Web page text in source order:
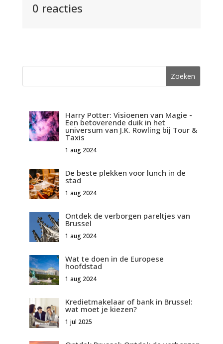
0 reacties
Harry Potter: Visioenen van Magie -
Een betoverende duik in het
universum van J.K. Rowling bij Tour &
Taxis
1 aug 2024
De beste plekken voor lunch in de
stad
1 aug 2024
Ontdek de verborgen pareltjes van
Brussel
1 aug 2024
Wat te doen in de Europese
hoofdstad
1 aug 2024
Kredietmakelaar of bank in Brussel:
wat moet je kiezen?
1 jul 2025